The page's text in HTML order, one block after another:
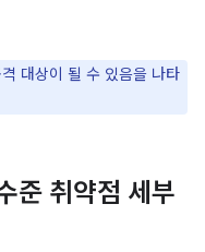
대상이 될 수 있음을 나타
준 취약점 세부